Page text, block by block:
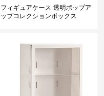
フィギュアケース 透明ポップア
ップコレクションボックス